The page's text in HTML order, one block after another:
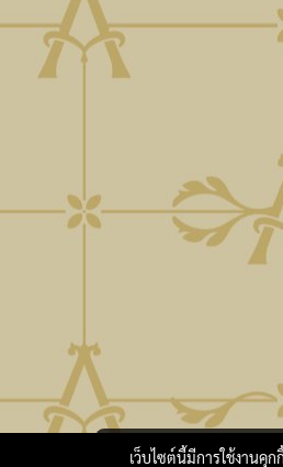
เว็บไซต์นี้มีการใช้งานคุ